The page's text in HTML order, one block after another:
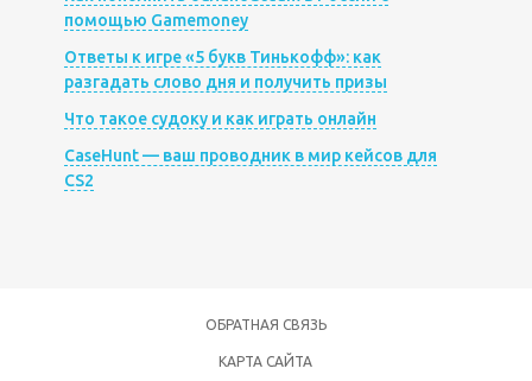
помощью Gamemoney
Ответы к игре «5 букв Тинькофф»: как
разгадать слово дня и получить призы
Что такое судоку и как играть онлайн
CaseHunt — ваш проводник в мир кейсов для
CS2
ОБРАТНАЯ СВЯЗЬ
КАРТА САЙТА